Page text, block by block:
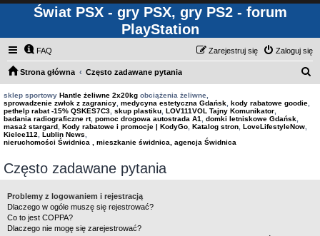
Świat PSX - gry PSX, gry PS2 - forum
PlayStation
FAQ Zaloguj się
Zarejestruj się
Strona główna Często zadawane pytania
sklep sportowy Hantle żeliwne 2x20kg obciążenia żeliwne,
sprowadzenie zwłok z zagranicy medycyna estetyczna Gdańsk kody rabatowe goodie
pethelp rabat -15% QSKES7C3 skup plastiku LOV111VOL Tajny Komunikator
badania radiograficzne rt, pomoc drogowa autostrada A1 domki letniskowe Gdańsk
masaż stargard Kody rabatowe i promocje | KodyGo Katalog stron LoveLifestyleNow
Kielce112
Lublin News
nieruchomości Świdnica , mieszkanie świdnica, agencja Świdnica
Często zadawane pytania
Problemy z logowaniem i rejestracją
Dlaczego w ogóle muszę się rejestrować?
Co to jest COPPA?
Dlaczego nie mogę się zarejestrować?